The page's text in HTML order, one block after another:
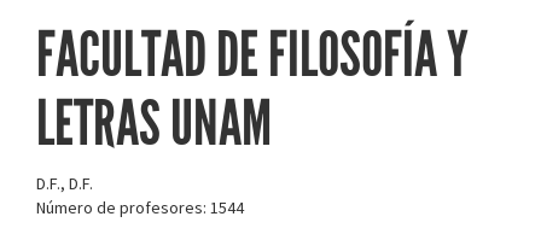
FACULTAD DE FILOSOFÍA Y
LETRAS UNAM
D.F., D.F.
Número de profesores: 1544